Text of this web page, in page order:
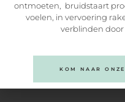
ontmoeten, bruidstaart
voelen, in vervoering
verblinden door
KOM NAAR